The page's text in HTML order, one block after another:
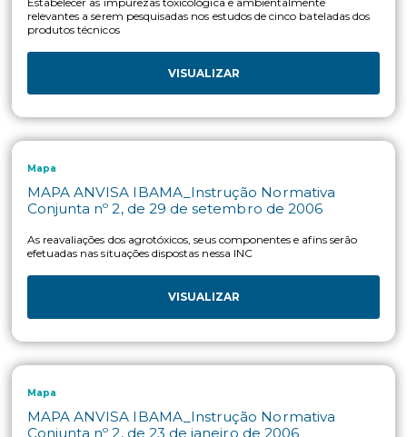
Estabelecer que as bulas dos agrotóxicos deverão conter faixa
toxicológica colorida, conforme aprovação dos órgãos
disponibilizada ao final da primeira página da bula.
Mapa
MAPA_Instrução Normativa nº 36, de 24 de
novembro de 2009
Estabelecer as diretrizes e exigências para a realização de
concerne à condução e emissão de laudos de eficiência e
praticabilidade agronômica, de fitotoxicidade e ensaios de
VISUALIZAR